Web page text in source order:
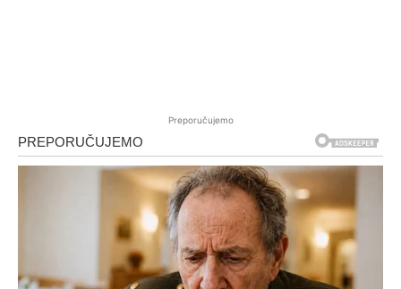
Preporučujemo